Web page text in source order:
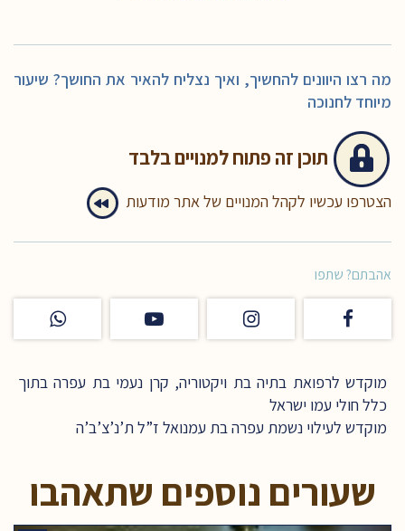
מה רצו היוונים להחשיך, ואיך נצליח להאיר את החושך? שיעור
מיוחד לחנוכה
תוכן זה פתוח למנויים בלבד
הצטרפו עכשיו לקהל המנויים של אתר מודעות
אהבתם? שתפו
מוקדש לרפואת בתיה בת ויקטוריה, קרן נעמי בת עפרה בתוך
כלל חולי עמו ישראל
מוקדש לעילוי נשמת עפרה בת עמנואל ז”ל ת’נ’צ’ב’ה
שעורים נוספים שתאהבו